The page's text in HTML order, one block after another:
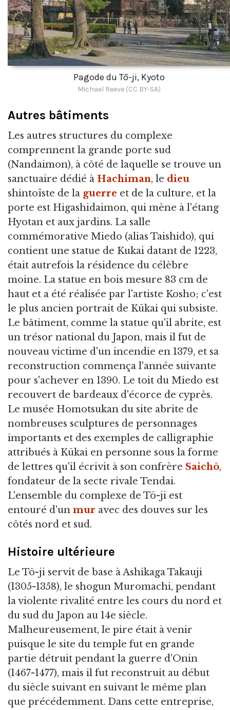
Pagode du Tō-ji, Kyoto
Michael Reeve (CC BY-SA)
Autres bâtiments
Les autres structures du complexe
comprennent la grande porte sud
(Nandaimon), à côté de laquelle se trouve un
sanctuaire dédié à Hachiman, le dieu
shintoïste de la guerre et de la culture, et la
porte est Higashidaimon, qui mène à l'étang
Hyotan et aux jardins. La salle
commémorative Miedo (alias Taishido), qui
contient une statue de Kukai datant de 1223,
était autrefois la résidence du célèbre
moine. La statue en bois mesure 83 cm de
haut et a été réalisée par l'artiste Kosho; c'est
le plus ancien portrait de Kūkai qui subsiste.
Le bâtiment, comme la statue qu'il abrite, est
un trésor national du Japon, mais il fut de
nouveau victime d'un incendie en 1379, et sa
reconstruction commença l'année suivante
pour s'achever en 1390. Le toit du Miedo est
recouvert de bardeaux d'écorce de cyprès.
Le musée Homotsukan du site abrite de
nombreuses sculptures de personnages
importants et des exemples de calligraphie
attribués à Kūkai en personne sous la forme
de lettres qu'il écrivit à son confrère Saichō,
fondateur de la secte rivale Tendai.
L'ensemble du complexe de Tō-ji est
entouré d'un mur avec des douves sur les
côtés nord et sud.
Histoire ultérieure
Le Tō-ji servit de base à Ashikaga Takauji
(1305-1358), le shogun Muromachi, pendant
la violente rivalité entre les cours du nord et
du sud du Japon au 14e siècle.
Malheureusement, le pire était à venir
puisque le site du temple fut en grande
partie détruit pendant la guerre d'Onin
(1467-1477), mais il fut reconstruit au début
du siècle suivant en suivant le même plan
que précédemment. Dans cette entreprise,